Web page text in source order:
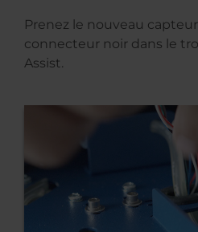
Prenez le nouveau
connecteur noir dans le
Assist.